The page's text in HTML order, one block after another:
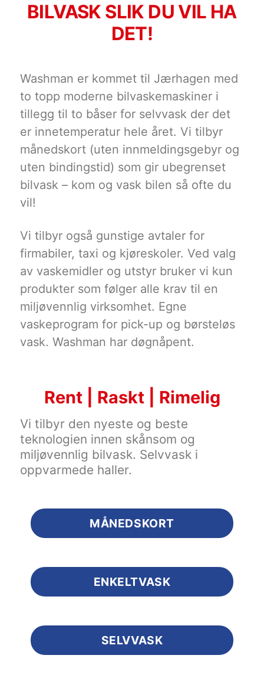
BILVASK SLIK DU VIL HA
DET!
Washman er kommet til Jærhagen med
to topp moderne bilvaskemaskiner i
tillegg til to båser for selvvask der det
er innetemperatur hele året. Vi tilbyr
månedskort (uten innmeldingsgebyr og
uten bindingstid) som gir ubegrenset
bilvask – kom og vask bilen så ofte du
vil!
Vi tilbyr også gunstige avtaler for
firmabiler, taxi og kjøreskoler. Ved valg
av vaskemidler og utstyr bruker vi kun
produkter som følger alle krav til en
miljøvennlig virksomhet. Egne
vaskeprogram for pick-up og børsteløs
vask. Washman har døgnåpent.
Rent | Raskt | Rimelig
Vi tilbyr den nyeste og beste
teknologien innen skånsom og
miljøvennlig bilvask. Selvvask i
oppvarmede haller.
MÅNEDSKORT
ENKELTVASK
SELVVASK